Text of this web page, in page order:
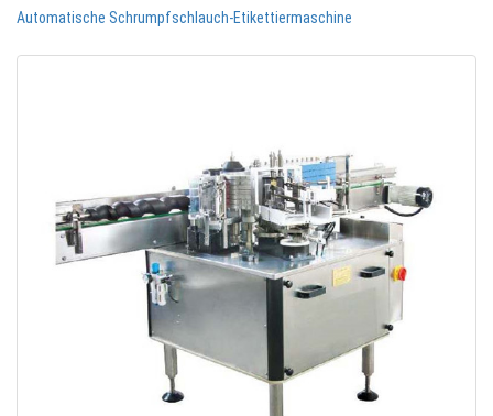
Automatische Schrumpfschlauch-Etikettiermaschine